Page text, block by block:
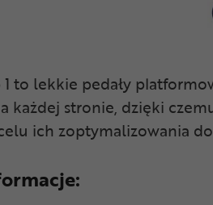
to lekkie pedały
każdej stronie, dzięki
ich zoptymalizowania